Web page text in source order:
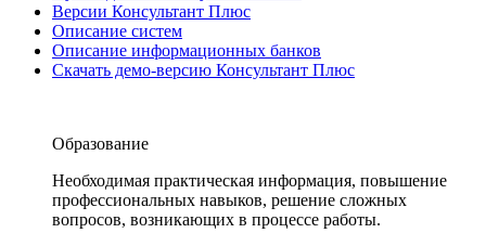
Версии Консультант Плюс
Описание систем
Описание информационных банков
Скачать демо-версию Консультант Плюс
Образование
Необходимая практическая информация, повышение
профессиональных навыков, решение сложных
вопросов, возникающих в процессе работы.